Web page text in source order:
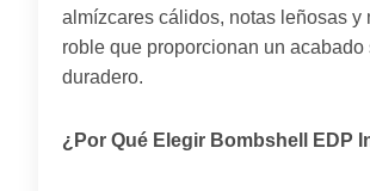
almízcares cálidos, notas leñosas y
roble que proporcionan un acabado
duradero.
¿Por Qué Elegir Bombshell EDP